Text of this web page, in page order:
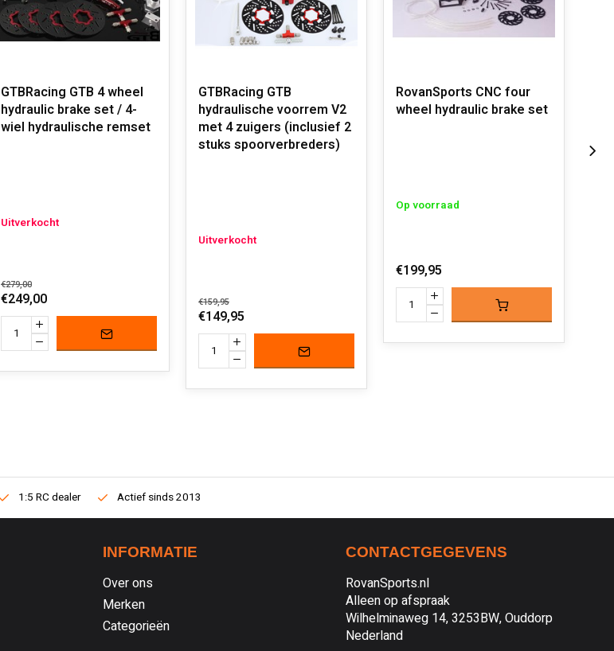
GTBRacing GTB 4 wheel
hydraulic brake set / 4-
wiel hydraulische remset
Uitverkocht
€279,00
€249,00
GTBRacing GTB
hydraulische voorrem V2
met 4 zuigers (inclusief 2
stuks spoorverbreders)
Uitverkocht
€159,95
€149,95
RovanSports CNC four
wheel hydraulic brake set
Op voorraad
€199,95
1:5 RC dealer Actief sinds 2013
INFORMATIE
Over ons
Merken
Categorieën
CONTACTGEGEVENS
RovanSports.nl
Alleen op afspraak
Wilhelminaweg 14, 3253BW, Ouddorp
Nederland